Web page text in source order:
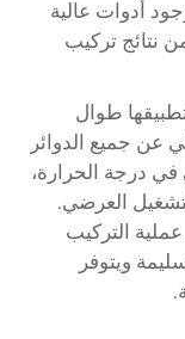
أدوات عالية
نتائج تركيب
طوال
عن جميع الدوائر
في درجة الحرارة،
العرضي.
التركيب
ويتوفر